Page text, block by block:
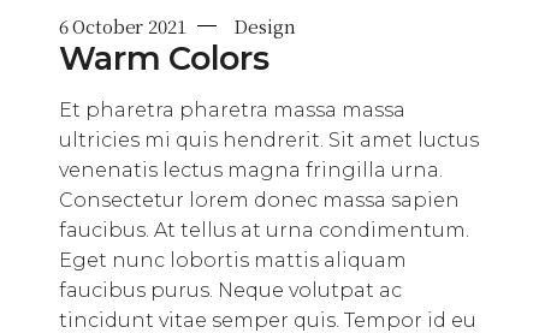
6 October 2021 Design
Warm Colors
Et pharetra pharetra massa massa
ultricies mi quis hendrerit. Sit amet luctus
venenatis lectus magna fringilla urna.
Consectetur lorem donec massa sapien
faucibus. At tellus at urna condimentum.
Eget nunc lobortis mattis aliquam
faucibus purus. Neque volutpat ac
tincidunt vitae semper quis. Tempor id eu